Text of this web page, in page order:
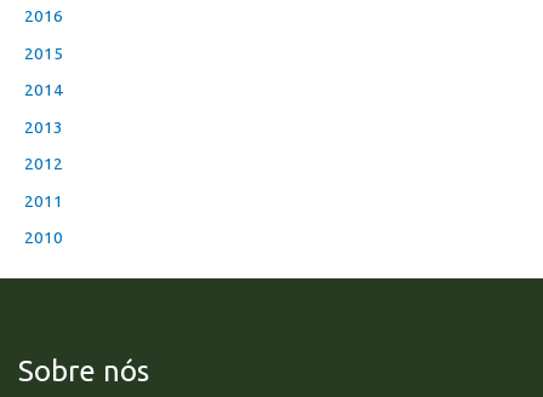
2016
2015
2014
2013
2012
2011
2010
Sobre nós